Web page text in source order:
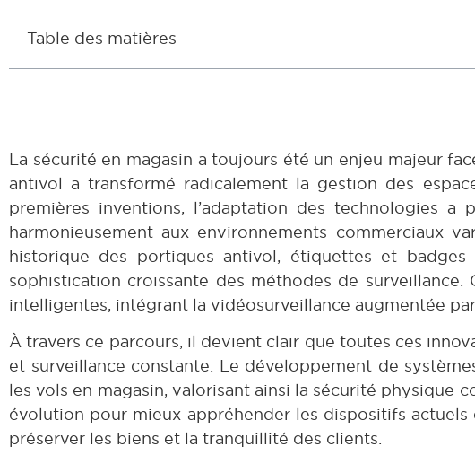
Table des matières
La sécurité en magasin a toujours été un enjeu majeur
antivol a transformé radicalement la gestion des
premières inventions, l’adaptation des technologies
harmonieusement aux environnements commerciaux
historique des portiques antivol, étiquettes et
sophistication croissante des méthodes de
intelligentes, intégrant la vidéosurveillance augmentée
À travers ce parcours, il devient clair que toutes ces
et surveillance constante. Le développement de
les vols en magasin, valorisant ainsi la sécurité
évolution pour mieux appréhender les dispositifs
préserver les biens et la tranquillité des clients.